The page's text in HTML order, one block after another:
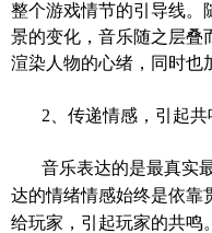
整个游戏情节的引导线。
景的变化，音乐随之层叠
渲染人物的心绪，同时也
2、 传递情感，引起共
音乐表达的是最真实
达的情绪情感始终是依靠
给玩家，引起玩家的共鸣